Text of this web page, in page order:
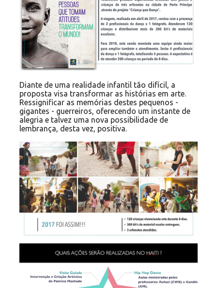
Diante de uma realidade infantil tão difícil, a
proposta visa transformar as histórias em arte.
Ressignificar as memórias destes pequenos -
gigantes - guerreiros, oferecendo um instante de
alegria e talvez uma nova possibilidade de
lembrança, desta vez, positiva.